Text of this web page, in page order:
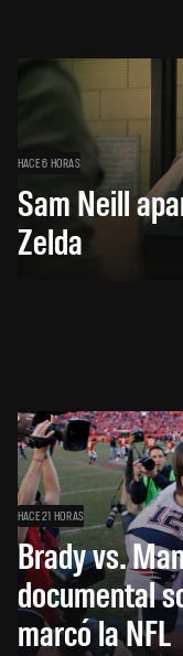
HACE 6 HORAS
Sam Neill
Zelda
HACE 21 HORAS
Brady vs.
documental
marcó la NFL